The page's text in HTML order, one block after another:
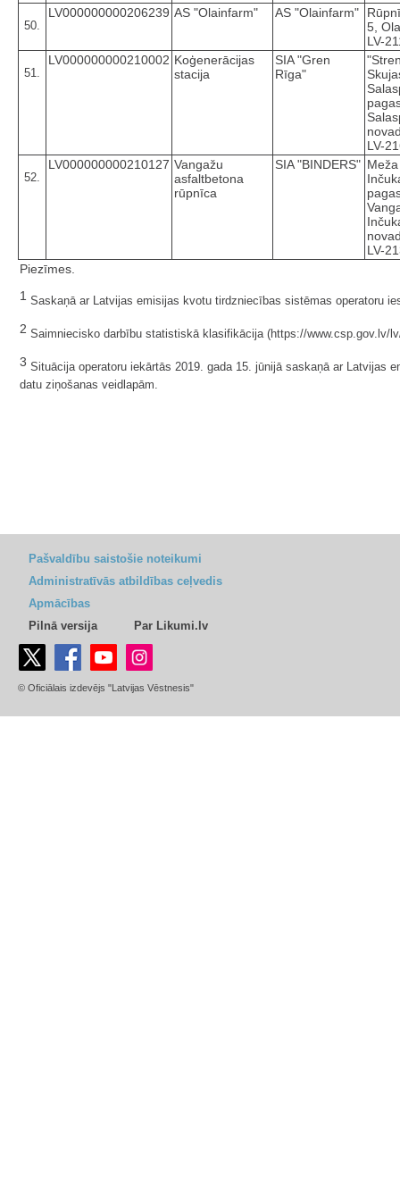
50.
LV000000000206239 AS "Olainfarm" AS "Olainfarm"
5,
LV-
51.
LV000000000210002 Koģenerācijas
stacija
SIA "Gren
Rīga"
LV-
52.
LV000000000210127 Vangažu
asfaltbetona
rūpnīca
SIA "BINDERS"
LV-
Piezīmes.
1 Saskaņā ar Latvijas emisijas kvotu tirdzniecības sistēmas operatoru
2 Saimniecisko darbību statistiskā klasifikācija (https://www.csp.gov.lv/
3 Situācija operatoru iekārtās 2019. gada 15. jūnijā saskaņā ar Latvijas
datu ziņošanas veidlapām.
Pašvaldību saistošie noteikumi
Administratīvās atbildības ceļvedis
Apmācības
Pilnā versija
Par Likumi.lv
© Oficiālais izdevējs "Latvijas Vēstnesis"